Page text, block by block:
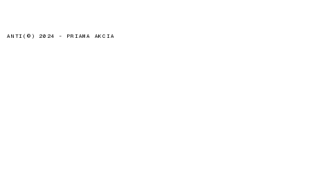
ANTI(©) 2024 - PRIAMA AKCIA